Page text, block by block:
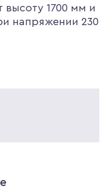
высоту 1700 мм и
напряжении 230